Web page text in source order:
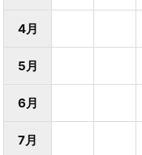
4月
5月
6月
7月